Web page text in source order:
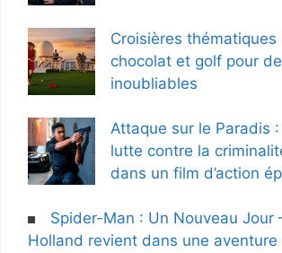
Croisières thématiques
chocolat et golf pour
inoubliables
Attaque sur le Paradis
lutte contre la
dans un film d’action
Spider-Man : Un Nouveau Jour
Holland revient dans une aventure